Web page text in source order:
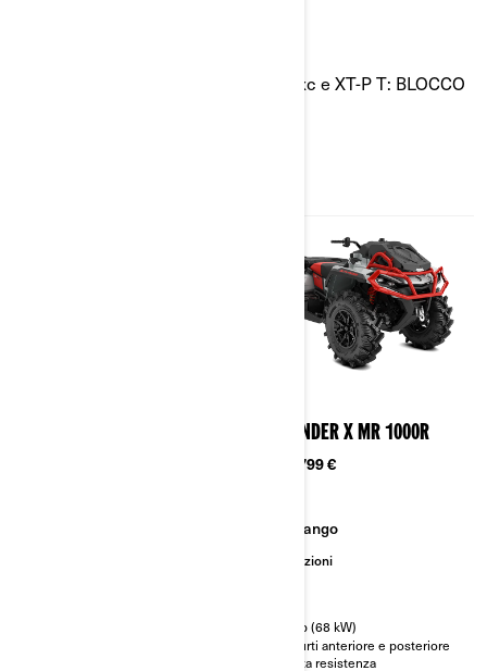
GAMMA 2024 CON VISCO-4LOK (X xc e XT-P T: BLOCCO
OUTLANDER X MR 1000R
20.799 €
Fango
Prestazioni
91 hp (68 kW)
Paraurti anteriore e posteriore
ad alta resistenza